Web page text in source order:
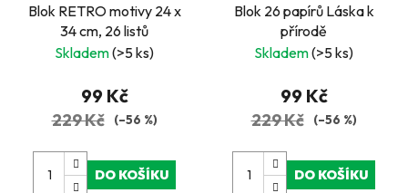
Blok RETRO motivy 24 x
34 cm, 26 listů
Skladem(>5 ks)
99 Kč
229 Kč (–56 %)
DO KOŠÍKU
Blok 26 papírů Láska k
přírodě
Skladem(>5 ks)
99 Kč
229 Kč (–56 %)
DO KOŠÍKU